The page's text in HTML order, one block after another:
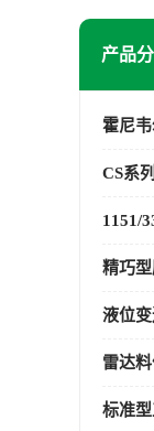
产品
霍尼
CS系
1151/
精巧
液位
雷达
标准